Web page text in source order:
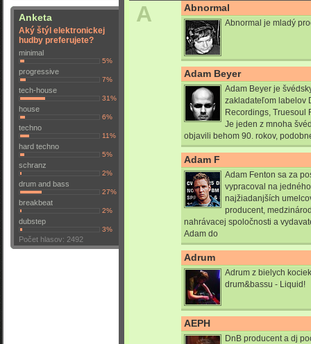
Anketa
Aký štýl elektronickej
hudby preferujete?
minimal
5%
progressive
7%
tech-house
31%
house
6%
techno
11%
hard techno
5%
schranz
2%
drum and bass
27%
breakbeat
2%
dubstep
3%
Počet hlasov: 2492
A Abnormal
Abnormal je mladý
Adam Beyer
Adam Beyer je
zakladateľom labelov
Recordings, Truesoul
Je jeden z mnoha
objavili behom 90. rokov,
Adam F
Adam Fenton sa za
vypracoval na
najžiadanjších
producent,
nahrávacej spoločnosti a
Adam do
Adrum
Adrum z bielych
drum&bassu - Liquid!
AEPH
DnB producent a dj